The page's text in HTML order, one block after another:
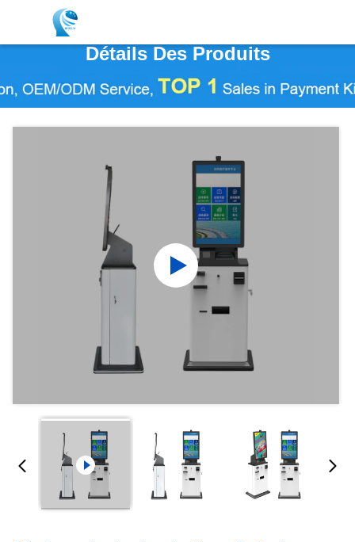
Détails Des Produits